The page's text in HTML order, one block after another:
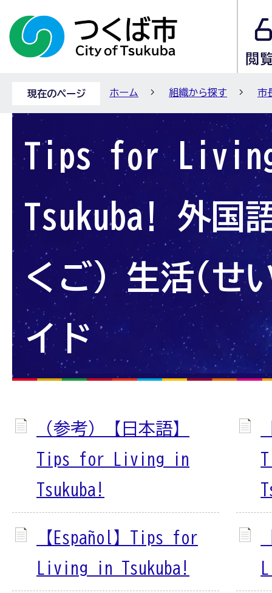
現在のページ ホーム 組織から探す 市
Tips for
Tsukuba! 外国
くご) 生活(せ
イド
（参考）【日本語】
Tips for Living in
Tsukuba!
【Español】Tips for
Living in Tsukuba!